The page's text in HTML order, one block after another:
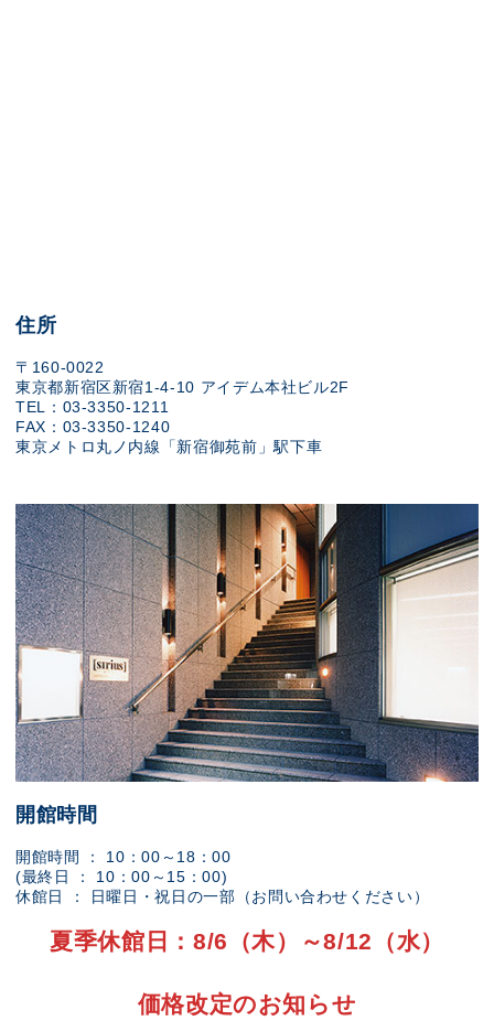
住所
〒160-0022
東京都新宿区新宿1-4-10 アイデム本社ビル2F
TEL：03-3350-1211
FAX：03-3350-1240
東京メトロ丸ノ内線「新宿御苑前」駅下車
開館時間
開館時間 ： 10：00～18：00
(最終日 ： 10：00～15：00)
休館日 ： 日曜日・祝日の一部（お問い合わせください）
夏季休館日：8/6（木）～8/12（水）
価格改定のお知らせ